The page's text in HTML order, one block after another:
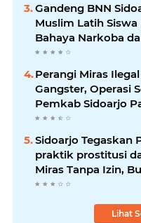
Gandeng BNN
Muslim Latih Siswa
Bahaya Narkoba
Bebas.
Perangi Miras
Gangster, Operasi
Pemkab Sidoarjo
Apresiasi
Sidoarjo Tegaskan
praktik prostitusi
Miras Tanpa Izin,
dan Forkopimda
Lihat